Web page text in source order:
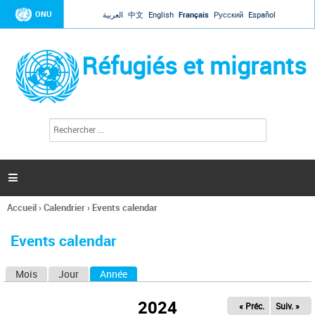
Jump to navigation
ONU العربية 中文 English Français Русский Español
Réfugiés et migrants
l
c
h
e

Vous
ici
Accueil›Calendrier› Events calendar
Events calendar
Mois Jour Année
2024 « Préc. Suiv. »